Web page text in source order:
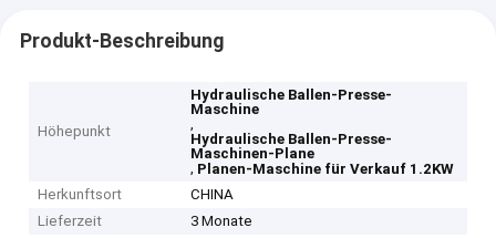
Produkt-Beschreibung
Höhepunkt
Hydraulische Ballen-Presse-
Maschine
,
Hydraulische Ballen-Presse-
Maschinen-Plane
, Planen-Maschine für Verkauf 1.2KW
Herkunftsort
CHINA
Lieferzeit
3 Monate